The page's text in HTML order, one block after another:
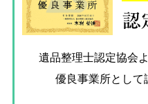
認
遺品整理士認定協会
優良事業所として